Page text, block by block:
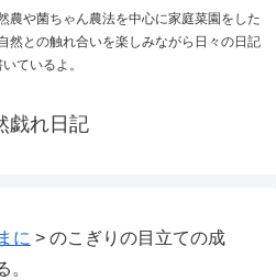
農や菌ちゃん農法を中心に家庭菜園をした
然との触れ合いを楽しみながら日々の日記
ているよ。
戯れ日記
に > のこぎりの目立ての成
。